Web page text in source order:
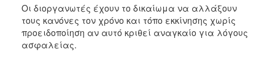
Οι διοργανωτές έχουν το δικαίωμα να αλλάξουν
τους κανόνες τον χρόνο και τόπο εκκίνησης χωρίς
προειδοποίηση αν αυτό κριθεί αναγκαίο για λόγους
ασφαλείας.